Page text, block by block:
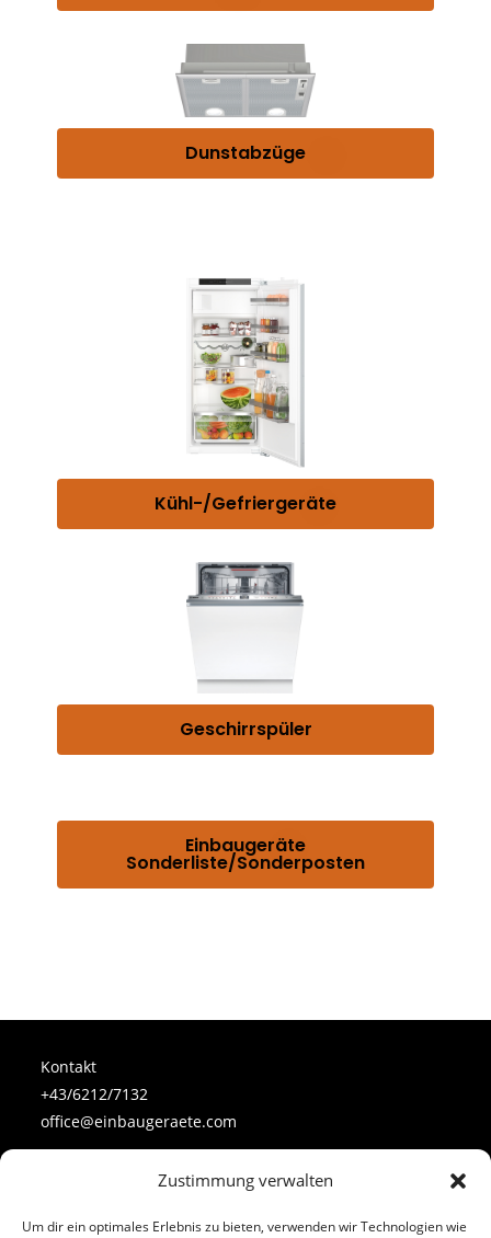
Zustimmung verwalten
Um dir ein optimales Erlebnis zu bieten, verwenden wir Technologien wie
Dunstabzüge
Kühl-/Gefriergeräte
Geschirrspüler
Einbaugeräte
Sonderliste/Sonderposten
Kontakt
+43/6212/7132
office@einbaugeraete.com